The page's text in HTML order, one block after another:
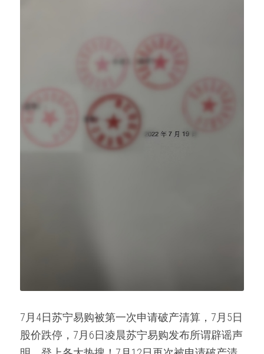
7月4日苏宁易购被第一次申请破产清算，7月5日
股价跌停，7月6日凌晨苏宁易购发布所谓辟谣声